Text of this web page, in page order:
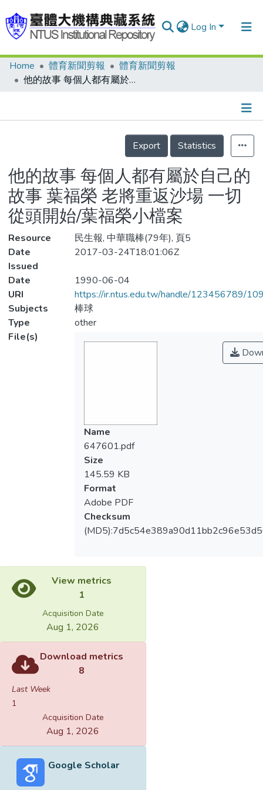
Log In
Communities & Collections
Statistics
Home 體育新聞剪報
體育新聞剪報
他的故事 每個人都有屬於自己的故事 葉福榮 老將重返沙場 一切從頭開始/葉福榮小檔案
Details
Export
Statistics
他的故事 每個人都有屬於自己的
故事 葉福榮 老將重返沙場 一切
從頭開始/葉福榮小檔案
Resource
民生報, 中華職棒(79年), 頁5
Date
Issued
2017-03-24T18:01:06Z
Date
1990-06-04
URI
https://ir.ntus.edu.tw/handle/123456789/
Subjects
棒球
Type
other
File(s)
Name
647601.pdf
Size
145.59 KB
Format
Adobe PDF
Checksum
View metrics
1
Acquisition Date
Aug 1, 2026
Download metrics
8
Last Week
1
Acquisition Date
Aug 1, 2026
Google Scholar